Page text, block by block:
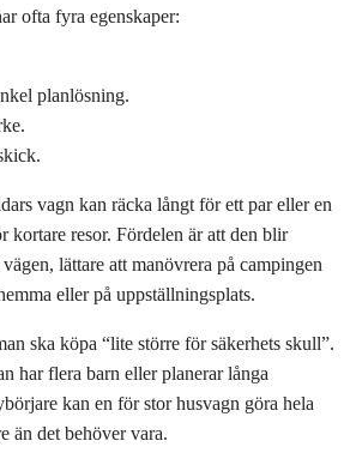
ofta fyra egenskaper:
planlösning.
vagn kan räcka långt för ett par eller en
kortare resor. Fördelen är att den blir
lättare att manövrera på campingen
eller på uppställningsplats.
ska köpa “lite större för säkerhets skull”.
har flera barn eller planerar långa
kan en för stor husvagn göra hela
än det behöver vara.